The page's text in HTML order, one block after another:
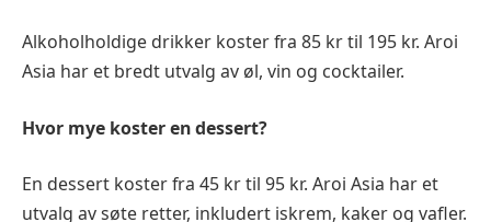
Alkoholholdige drikker koster fra 85 kr til 195 kr. Aroi
Asia har et bredt utvalg av øl, vin og cocktailer.
Hvor mye koster en dessert?
En dessert koster fra 45 kr til 95 kr. Aroi Asia har et
utvalg av søte retter, inkludert iskrem, kaker og vafler.